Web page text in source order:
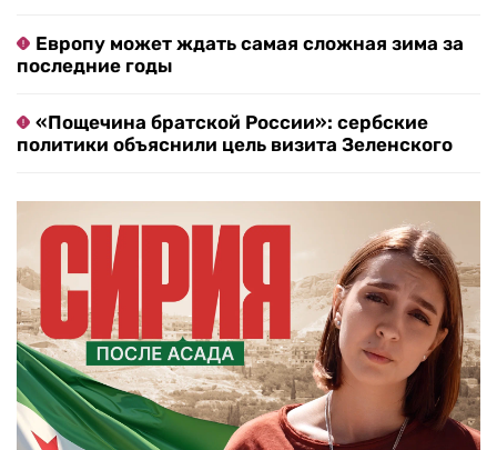
Европу может ждать самая сложная зима за
последние годы
«Пощечина братской России»: сербские
политики объяснили цель визита Зеленского